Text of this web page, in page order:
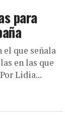
para
que señala
en las que
Lidia...